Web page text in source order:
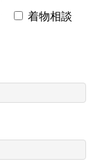
着物相談